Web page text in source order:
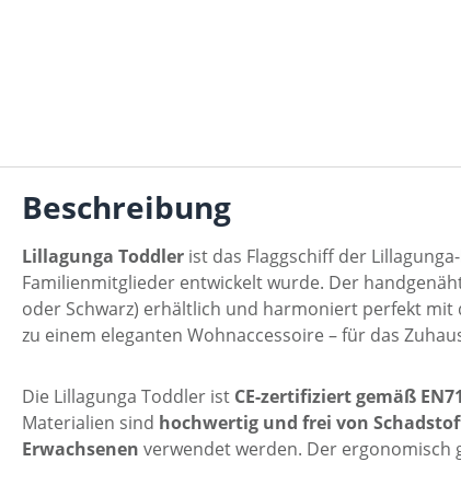
Beschreibung
Lillagunga Toddler ist das Flaggschiff der
Familienmitglieder entwickelt wurde. Der
oder Schwarz) erhältlich und harmoniert perfekt
zu einem eleganten Wohnaccessoire – für das
Die Lillagunga Toddler ist CE-zertifiziert gemäß
Materialien sind hochwertig und frei von
Erwachsenen verwendet werden. Der